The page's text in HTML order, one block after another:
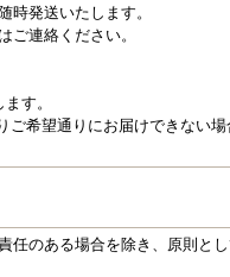
時発送いたします。
ご連絡ください。
す。
希望通りにお届けできない
任のある場合を除き、原則と